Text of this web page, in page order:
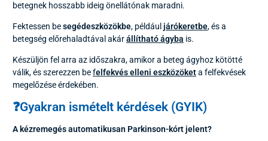
betegnek hosszabb ideig önellátónak maradni.
Fektessen besegédeszközökbe, például járókeretbe,és a
betegség előrehaladtával akárállítható ágyba is.
Készüljön fel arra az időszakra, amikor a beteg ágyhoz kötötté
válik, és szerezzen befelfekvés elleni eszközöketa felfekvések
megelőzése érdekében.
❓Gyakran ismételt kérdések (GYIK)
A kézremegés automatikusan Parkinson-kórt jelent?